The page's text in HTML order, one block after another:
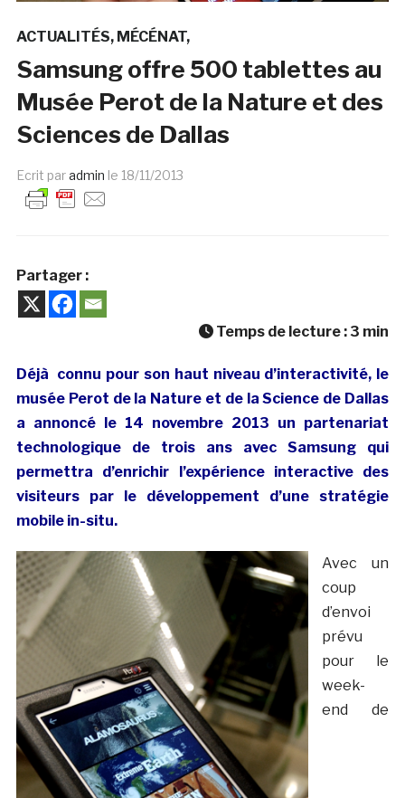
ACTUALITÉS MÉCÉNAT
Samsung offre 500 tablettes au
Musée Perot de la Nature et des
Sciences de Dallas
Ecrit paradmin le 18/11/2013
Partager :
Temps de lecture : 3 min
Déjà connu pour son haut niveau d’interactivité, le
musée Perot de la Nature et de la Science de Dallas
a annoncé le 14 novembre 2013 un partenariat
technologique de trois ans avec Samsung qui
permettra d’enrichir l’expérience interactive des
visiteurs par le développement d’une stratégie
mobile in-situ.
Avec un
coup
d’envoi
prévu
pour le
week-
end de